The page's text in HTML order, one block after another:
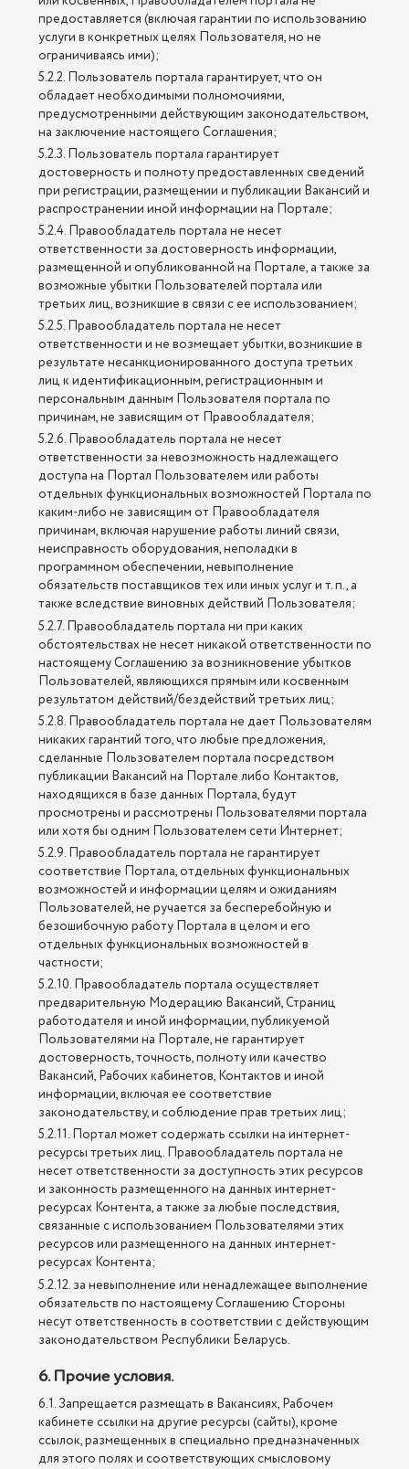
предоставляется (включая гарантии по использованию
услуги в конкретных целях Пользователя, но не
ограничиваясь ими);
5.2.2. Пользователь портала гарантирует, что он
обладает необходимыми полномочиями,
предусмотренными действующим законодательством,
на заключение настоящего Соглашения;
5.2.3. Пользователь портала гарантирует
достоверность и полноту предоставленных сведений
при регистрации, размещении и публикации Вакансий и
распространении иной информации на Портале;
5.2.4. Правообладатель портала не несет
ответственности за достоверность информации,
размещенной и опубликованной на Портале, а также за
возможные убытки Пользователей портала или
третьих лиц, возникшие в связи с ее использованием;
5.2.5. Правообладатель портала не несет
ответственности и не возмещает убытки, возникшие в
результате несанкционированного доступа третьих
лиц к идентификационным, регистрационным и
персональным данным Пользователя портала по
причинам, не зависящим от Правообладателя;
5.2.6. Правообладатель портала не несет
ответственности за невозможность надлежащего
доступа на Портал Пользователем или работы
отдельных функциональных возможностей Портала по
каким-либо не зависящим от Правообладателя
причинам, включая нарушение работы линий связи,
неисправность оборудования, неполадки в
программном обеспечении, невыполнение
обязательств поставщиков тех или иных услуг и т. п., а
также вследствие виновных действий Пользователя;
5.2.7. Правообладатель портала ни при каких
обстоятельствах не несет никакой ответственности по
настоящему Соглашению за возникновение убытков
Пользователей, являющихся прямым или косвенным
результатом действий/бездействий третьих лиц;
5.2.8. Правообладатель портала не дает Пользователям
никаких гарантий того, что любые предложения,
сделанные Пользователем портала посредством
публикации Вакансий на Портале либо Контактов,
находящихся в базе данных Портала, будут
просмотрены и рассмотрены Пользователями портала
или хотя бы одним Пользователем сети Интернет;
5.2.9. Правообладатель портала не гарантирует
соответствие Портала, отдельных функциональных
возможностей и информации целям и ожиданиям
Пользователей, не ручается за бесперебойную и
безошибочную работу Портала в целом и его
отдельных функциональных возможностей в
частности;
5.2.10. Правообладатель портала осуществляет
предварительную Модерацию Вакансий, Страниц
работодателя и иной информации, публикуемой
Пользователями на Портале, не гарантирует
достоверность, точность, полноту или качество
Вакансий, Рабочих кабинетов, Контактов и иной
информации, включая ее соответствие
законодательству, и соблюдение прав третьих лиц;
5.2.11. Портал может содержать ссылки на интернет-
ресурсы третьих лиц. Правообладатель портала не
несет ответственности за доступность этих ресурсов
и законность размещенного на данных интернет-
ресурсах Контента, а также за любые последствия,
связанные с использованием Пользователями этих
ресурсов или размещенного на данных интернет-
ресурсах Контента;
5.2.12. за невыполнение или ненадлежащее выполнение
обязательств по настоящему Соглашению Стороны
несут ответственность в соответствии с действующим
законодательством Республики Беларусь.
6. Прочие условия.
6.1. Запрещается размещать в Вакансиях, Рабочем
кабинете ссылки на другие ресурсы (сайты), кроме
ссылок, размещенных в специально предназначенных
для этого полях и соответствующих смысловому